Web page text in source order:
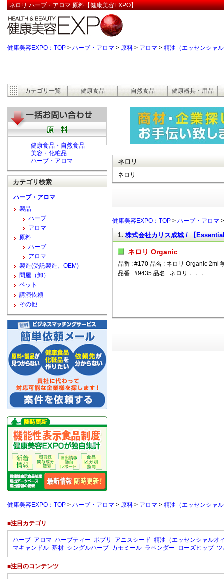
ネロリ:ハーブ・アロマ:原料【健康美容EXPO】
健康美容EXPO：TOP > ハーブ・アロマ > 原料 > アロマ > 精油（エッセンシャ
カテゴリ一覧 健康食品 自然食品 健康器具・用品
ネロリ
ネロリ
健康美容EXPO：TOP > ハーブ・アロマ
1. 株式会社カリス成城 / 【
ネロリ Organic
品番 : #170 品名 : ネロリ Organic 2ml
品番 : #9435 品名 : ネロリ．．．
健康食品・自然食品
美容・化粧品
ハーブ・アロマ
カテゴリ検索
ハーブ・アロマ
製品
ハーブ
アロマ
原料
ハーブ
アロマ
製造(受託製造、OEM)
問屋（卸）
ペット
講演依頼
その他
健康美容EXPO：TOP > ハーブ・アロマ > 原料 > アロマ > 精油（エッセンシャ
■注目カテゴリ
ハーブ アロマ ハーブティー ポプリ アニスシード 精油（エッセンシャルオ
マキャンドル 基材 シングルハーブ カモミール ラベンダー ローズヒップ
■注目のコンテンツ